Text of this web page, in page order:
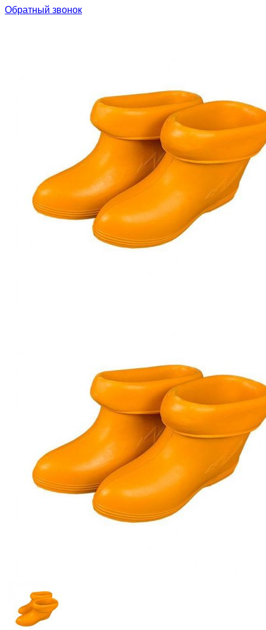
Обратный звонок